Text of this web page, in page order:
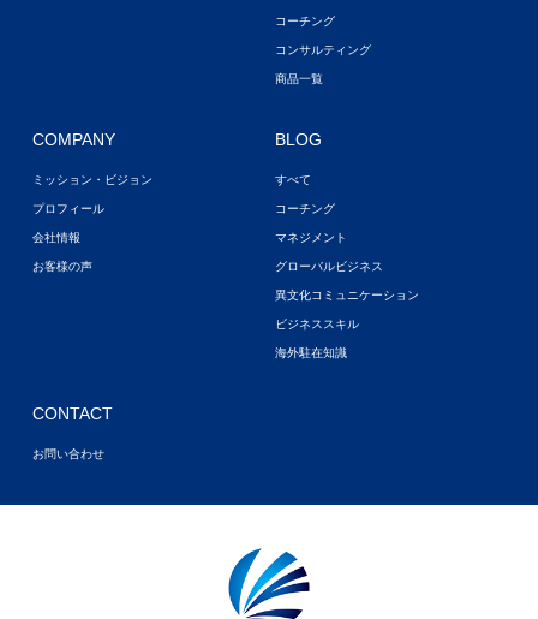
コーチング
コンサルティング
商品一覧
COMPANY
ミッション・ビジョン
プロフィール
会社情報
お客様の声
BLOG
すべて
コーチング
マネジメント
グローバルビジネス
異文化コミュニケーション
ビジネススキル
海外駐在知識
CONTACT
お問い合わせ